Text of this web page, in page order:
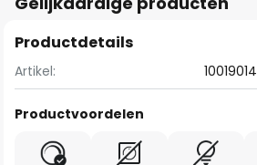
Productdetails
Artikel: 10019014
Productvoordelen